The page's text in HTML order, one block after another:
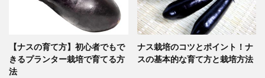
【ナスの育て方】初心者でもで
きるプランター栽培で育てる方
法
ナス栽培のコツとポイント！ナ
スの基本的な育て方と栽培方法